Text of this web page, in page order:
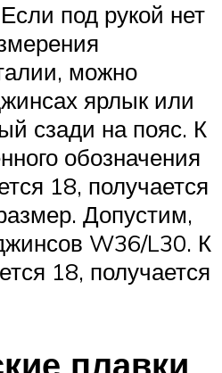
под рукой нет
можно
ярлык или
сзади на пояс. К
обозначения
18, получается
Допустим,
W36/L30. К
18, получается